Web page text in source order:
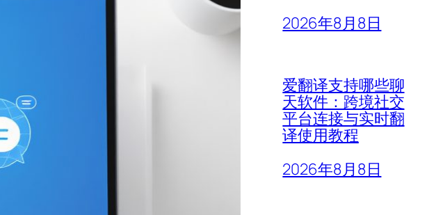
2026年8月8日
爱翻译支持哪些聊
天软件：跨境社交
平台连接与实时翻
译使用教程
2026年8月8日